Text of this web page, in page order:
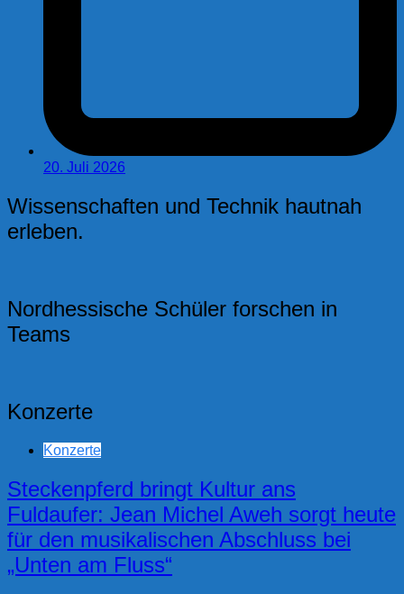
20. Juli 2026
Wissenschaften und Technik hautnah
erleben.
Nordhessische Schüler forschen in
Teams
Konzerte
Konzerte
Steckenpferd bringt Kultur ans
Fuldaufer: Jean Michel Aweh sorgt heute
für den musikalischen Abschluss bei
„Unten am Fluss“